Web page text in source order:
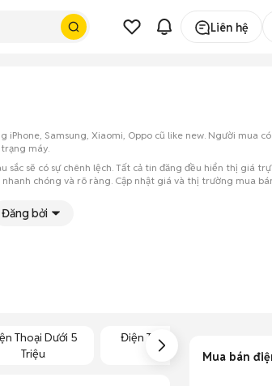
Liên hệ
Samsung, Xiaomi, Oppo cũ like new. Người mua
máy.
sẽ có sự chênh lệch. Tất cả tin đăng đều hiển thị giá
chóng và rõ ràng. Cập nhật giá và thị trường mua
Đăng bởi
Thoại Dưới 5
Triệu
Điện Thoại Xách
Tay
Mua bán